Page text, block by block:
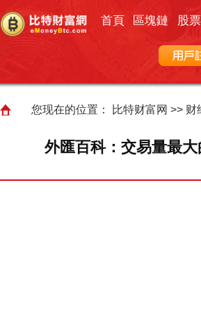
首頁 區塊鏈 股票
您现在的位置： 比特财富网 >> 财
外匯百科：交易量最